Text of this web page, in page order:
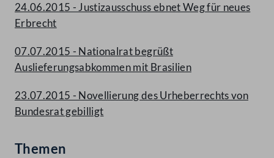
24.06.2015 - Justizausschuss ebnet Weg für neues
Erbrecht
07.07.2015 - Nationalrat begrüßt
Auslieferungsabkommen mit Brasilien
23.07.2015 - Novellierung des Urheberrechts von
Bundesrat gebilligt
Themen